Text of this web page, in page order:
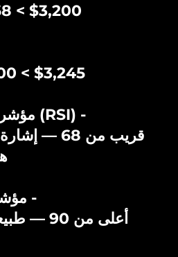
< $3,200
< $3,245
: مؤشر القوة النسبية (RSI) -
قريب من 68
: مؤشر الستوكاستيك -
أعلى من